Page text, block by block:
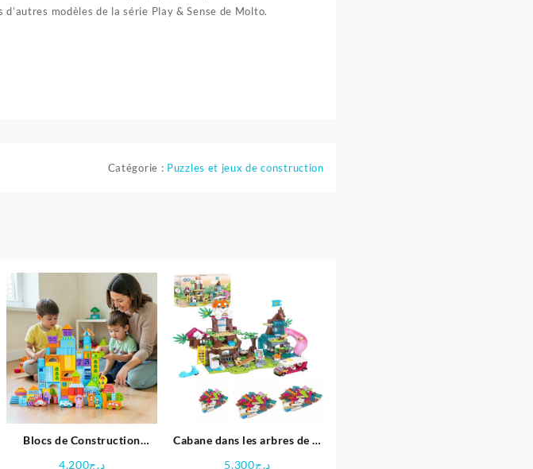
modèles de la série Play & Sense de Molto.
Catégorie : Puzzles et jeux de construction
Blocs de Construction
د.ج4,200
Cabane dans les arbres de la
د.ج5,300